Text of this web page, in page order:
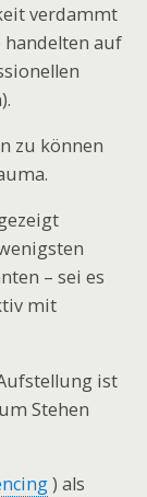
verdammt
handelten auf
zu können
– sei es
mit
ist
Stehen
) als